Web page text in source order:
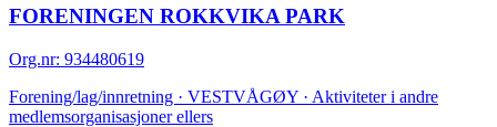
FORENINGEN ROKKVIKA PARK
Org.nr: 934480619
Forening/lag/innretning · VESTVÅGØY · Aktiviteter i andre
medlemsorganisasjoner ellers